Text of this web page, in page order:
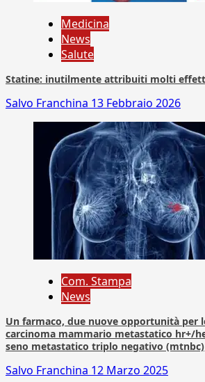
Medicina
News
Salute
Statine: inutilmente attribuiti molti
Salvo Franchina 13 Febbraio 2026
Com. Stampa
News
Un farmaco, due nuove opportunità per
carcinoma mammario metastatico hr+/
seno metastatico triplo negativo (mtnbc)
Salvo Franchina 12 Marzo 2025